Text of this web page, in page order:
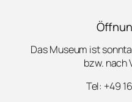
Das Museum ist
bzw. nach
Tel: +49